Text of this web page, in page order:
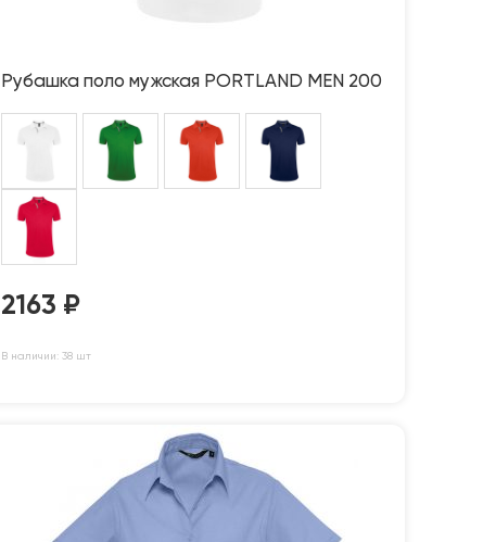
Рубашка поло мужская PORTLAND MEN 200
2163 ₽
В наличии: 38 шт